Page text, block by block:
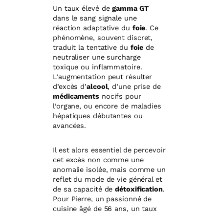
Un taux élevé degamma GT
dans le sang signale une
réaction adaptative du foie. Ce
phénomène, souvent discret,
traduit la tentative du foie de
neutraliser une surcharge
toxique ou inflammatoire.
L’augmentation peut résulter
d’excès d’alcool, d’une prise de
médicamentsnocifs pour
l’organe, ou encore de maladies
hépatiques débutantes ou
avancées.
Il est alors essentiel de percevoir
cet excès non comme une
anomalie isolée, mais comme un
reflet du mode de vie général et
de sa capacité dedétoxification.
Pour Pierre, un passionné de
cuisine âgé de 56 ans, un taux